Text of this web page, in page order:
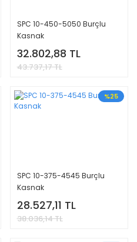
SPC 10-450-5050 Burçlu
Kasnak
32.802,88 TL
43.737,17 TL
%25
SPC 10-375-4545 Burçlu
Kasnak
28.527,11 TL
38.036,14 TL